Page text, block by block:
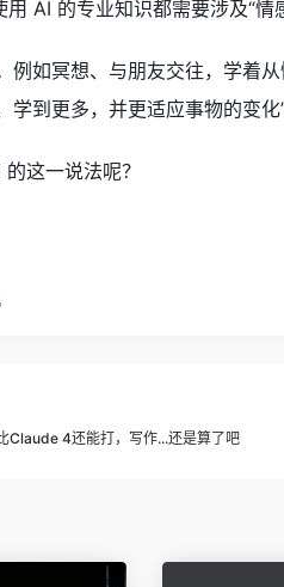
AI 的专业知识都需要涉及“情
例如冥想、与朋友交往，学着
到更多，并更适应事物的变化”
这一说法呢？
Claude 4还能打，写作...还是算了吧